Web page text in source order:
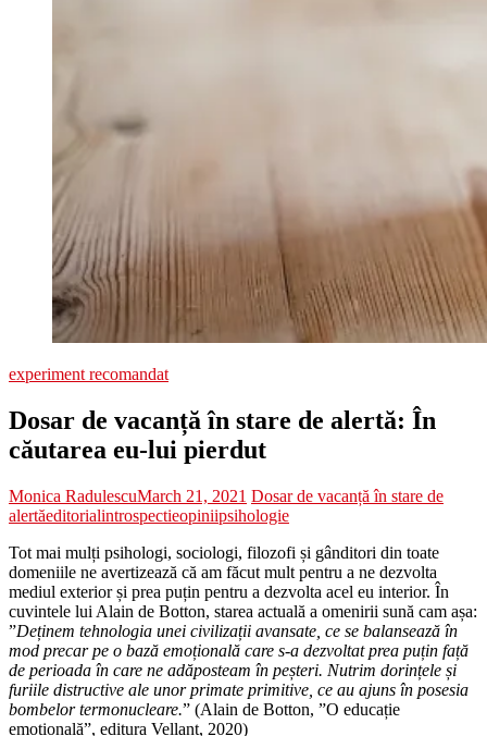
experiment recomandat
Dosar de vacanță în stare de alertă: În
căutarea eu-lui pierdut
Monica RadulescuMarch 21, 2021 Dosar de vacanță în stare de
alertăeditorialintrospectieopiniipsihologie
Tot mai mulți psihologi, sociologi, filozofi și gânditori din toate
domeniile ne avertizează că am făcut mult pentru a ne dezvolta
mediul exterior și prea puțin pentru a dezvolta acel eu interior. În
cuvintele lui Alain de Botton, starea actuală a omenirii sună cam așa:
”Deținem tehnologia unei civilizații avansate, ce se balansează în
mod precar pe o bază emoțională care s-a dezvoltat prea puțin față
de perioada în care ne adăposteam în peșteri. Nutrim dorințele și
furiile distructive ale unor primate primitive, ce au ajuns în posesia
bombelor termonucleare.” (Alain de Botton, ”O educație
emoțională”, editura Vellant, 2020)